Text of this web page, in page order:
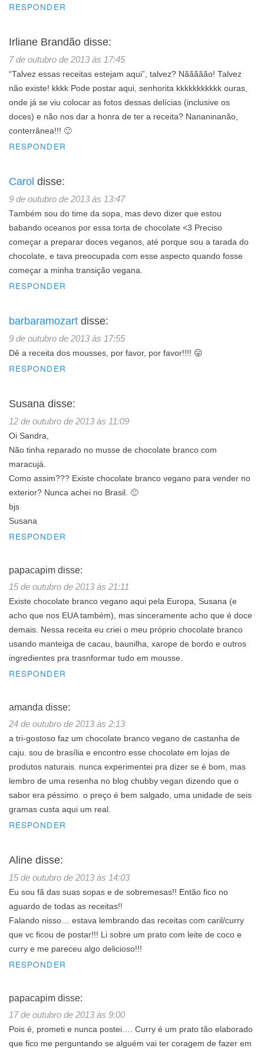
RESPONDER
Irliane Brandão disse:
7 de outubro de 2013 às 17:45
“Talvez essas receitas estejam aqui”, talvez? Nããããão! Talvez
não existe! kkkk Pode postar aqui, senhorita kkkkkkkkkkk ouras,
onde já se viu colocar as fotos dessas delícias (inclusive os
doces) e não nos dar a honra de ter a receita? Nananinanão,
conterrânea!!! 🙂
RESPONDER
Carol disse:
9 de outubro de 2013 às 13:47
Também sou do time da sopa, mas devo dizer que estou
babando oceanos por essa torta de chocolate <3 Preciso
começar a preparar doces veganos, até porque sou a tarada do
chocolate, e tava preocupada com esse aspecto quando fosse
começar a minha transição vegana.
RESPONDER
barbaramozart disse:
9 de outubro de 2013 às 17:55
Dê a receita dos mousses, por favor, por favor!!!! 😛
RESPONDER
Susana disse:
12 de outubro de 2013 às 11:09
Oi Sandra,
Não tinha reparado no musse de chocolate branco com
maracujá.
Como assim??? Existe chocolate branco vegano para vender no
exterior? Nunca achei no Brasil. 🙁
bjs
Susana
RESPONDER
papacapim disse:
15 de outubro de 2013 às 21:11
Existe chocolate branco vegano aqui pela Europa, Susana (e
acho que nos EUA também), mas sinceramente acho que é doce
demais. Nessa receita eu criei o meu próprio chocolate branco
usando manteiga de cacau, baunilha, xarope de bordo e outros
ingredientes pra trasnformar tudo em mousse.
RESPONDER
amanda disse:
24 de outubro de 2013 às 2:13
a tri-gostoso faz um chocolate branco vegano de castanha de
caju. sou de brasília e encontro esse chocolate em lojas de
produtos naturais. nunca experimentei pra dizer se é bom, mas
lembro de uma resenha no blog chubby vegan dizendo que o
sabor era péssimo. o preço é bem salgado, uma unidade de seis
gramas custa aqui um real.
RESPONDER
Aline disse:
15 de outubro de 2013 às 14:03
Eu sou fã das suas sopas e de sobremesas!! Então fico no
aguardo de todas as receitas!!
Falando nisso… estava lembrando das receitas com caril/curry
que vc ficou de postar!!! Li sobre um prato com leite de coco e
curry e me pareceu algo delicioso!!!
RESPONDER
papacapim disse:
17 de outubro de 2013 às 9:00
Pois é, prometi e nunca postei…. Curry é um prato tão elaborado
que fico me perguntando se alguém vai ter coragem de fazer em